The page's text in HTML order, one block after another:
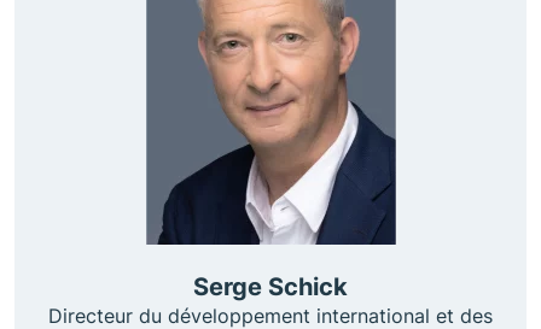
Serge Schick
Directeur du développement international et des